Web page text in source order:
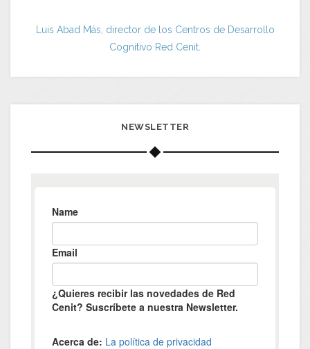
Luis Abad Más, director de los Centros de Desarrollo
Cognitivo Red Cenit.
NEWSLETTER